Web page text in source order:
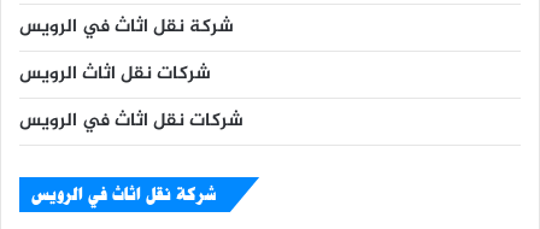
شركة نقل اثاث في الرويس
شركات نقل اثاث الرويس
شركات نقل اثاث في الرويس
شركة نقل اثاث في الرويس